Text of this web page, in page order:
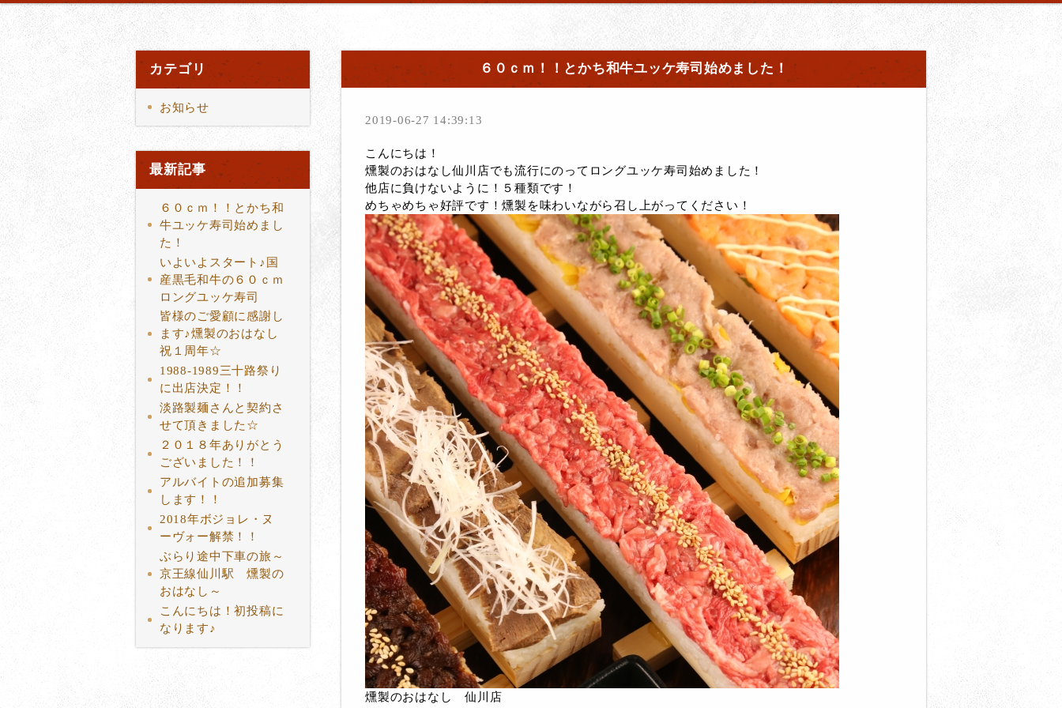
カテゴリ
お知らせ
最新記事
６０ｃｍ！！とかち和
牛ユッケ寿司始めまし
た！
いよいよスタート♪国
産黒毛和牛の６０ｃｍ
ロングユッケ寿司
皆様のご愛顧に感謝し
ます♪燻製のおはなし
祝１周年☆
1988-1989三十路祭り
に出店決定！！
淡路製麺さんと契約さ
せて頂きました☆
２０１８年ありがとう
ございました！！
アルバイトの追加募集
します！！
2018年ボジョレ・ヌ
ーヴォー解禁！！
ぶらり途中下車の旅～
京王線仙川駅 燻製の
おはなし～
こんにちは！初投稿に
なります♪
６０ｃｍ！！とかち和牛ユッケ寿司始めました！
2019-06-27 14:39:13
こんにちは！
燻製のおはなし仙川店でも流行にのってロングユッケ寿司始めました！
他店に負けないように！５種類です！
めちゃめちゃ好評です！燻製を味わいながら召し上がってください！
燻製のおはなし 仙川店